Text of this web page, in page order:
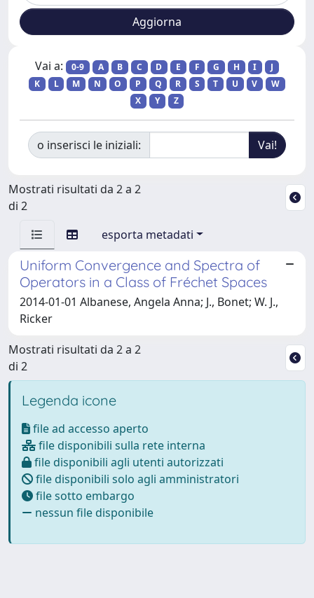
Vai a: 0-9 A B C D E F G H I
J
K
L M N O P Q R S T U V
W
X
Y Z
o inserisci le iniziali:
Mostrati risultati da 2 a 2
di 2
esporta metadati
Uniform Convergence and Spectra of
Operators in a Class of Fréchet Spaces
2014-01-01 Albanese, Angela Anna; J., Bonet; W. J.,
Ricker
Mostrati risultati da 2 a 2
di 2
Legenda icone
file ad accesso aperto
file disponibili sulla rete interna
file disponibili agli utenti autorizzati
file disponibili solo agli amministratori
file sotto embargo
nessun file disponibile